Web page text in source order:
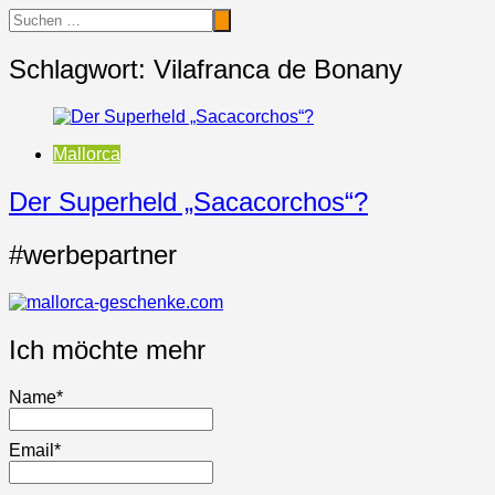
Schlagwort: Vilafranca de Bonany
Mallorca
Der Superheld „Sacacorchos“?
#werbepartner
Ich möchte mehr
Name*
Email*